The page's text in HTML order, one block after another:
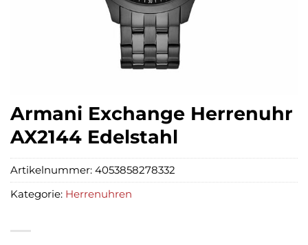
Armani Exchange Herrenuhr
AX2144 Edelstahl
Artikelnummer: 4053858278332
Kategorie: Herrenuhren